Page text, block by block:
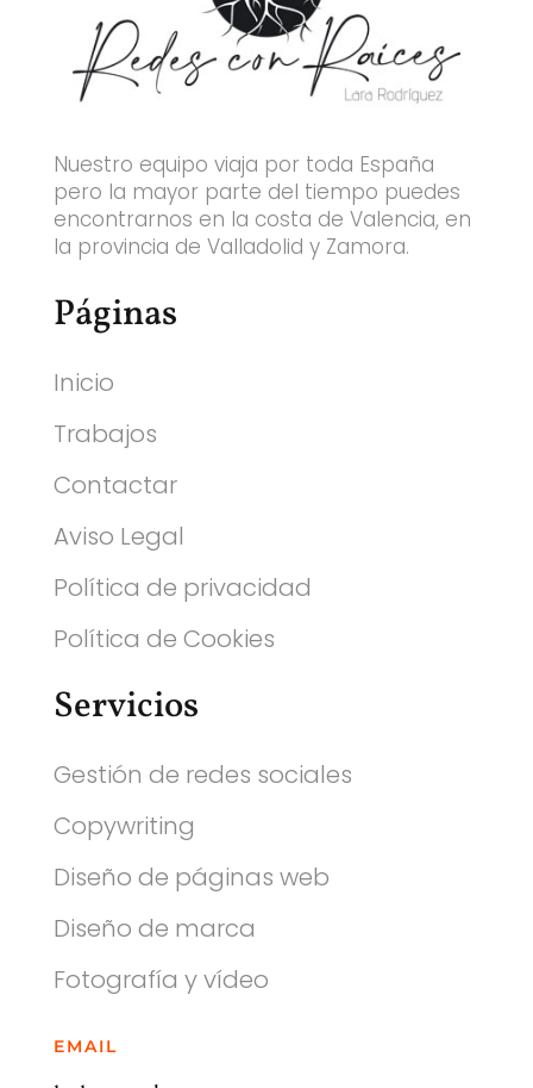
Nuestro equipo viaja por toda España
pero la mayor parte del tiempo puedes
encontrarnos en la costa de Valencia, en
la provincia de Valladolid y Zamora.
Páginas
Inicio
Trabajos
Contactar
Aviso Legal
Política de privacidad
Política de Cookies
Servicios
Gestión de redes sociales
Copywriting
Diseño de páginas web
Diseño de marca
Fotografía y vídeo
EMAIL